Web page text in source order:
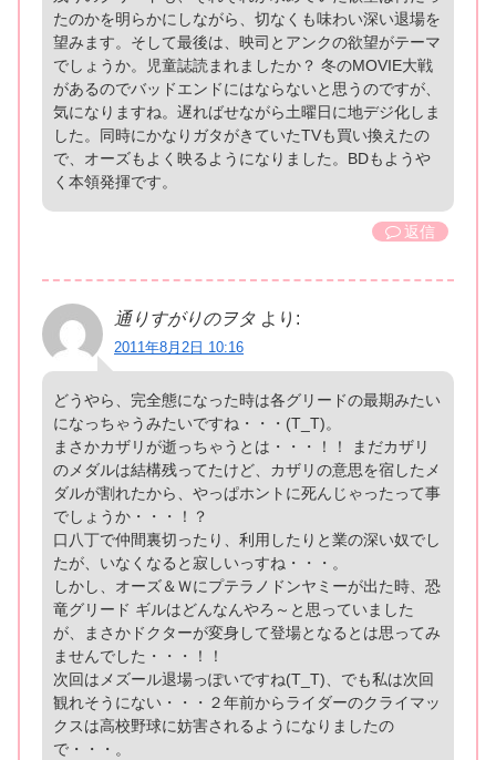
たのかを明らかにしながら、切なくも味わい深い退場を
望みます。そして最後は、映司とアンクの欲望がテーマ
でしょうか。児童誌読まれましたか？ 冬のMOVIE大戦
があるのでバッドエンドにはならないと思うのですが、
気になりますね。遅ればせながら土曜日に地デジ化しま
した。同時にかなりガタがきていたTVも買い換えたの
で、オーズもよく映るようになりました。BDもようや
く本領発揮です。
返信
通りすがりのヲタ より:
2011年8月2日 10:16
どうやら、完全態になった時は各グリードの最期みたい
になっちゃうみたいですね・・・(T_T)。
まさかカザリが逝っちゃうとは・・・！！ まだカザリ
のメダルは結構残ってたけど、カザリの意思を宿したメ
ダルが割れたから、やっぱホントに死んじゃったって事
でしょうか・・・！？
口八丁で仲間裏切ったり、利用したりと業の深い奴でし
たが、いなくなると寂しいっすね・・・。
しかし、オーズ＆Ｗにプテラノドンヤミーが出た時、恐
竜グリード ギルはどんなんやろ～と思っていました
が、まさかドクターが変身して登場となるとは思ってみ
ませんでした・・・！！
次回はメズール退場っぽいですね(T_T)、でも私は次回
観れそうにない・・・２年前からライダーのクライマッ
クスは高校野球に妨害されるようになりましたの
で・・・。